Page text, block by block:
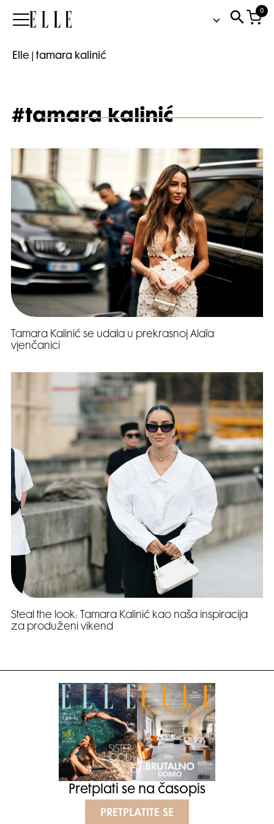
Elle
0
Elle tamara kalinić
#tamara kalinić
Tamara Kalinić se udala u prekrasnoj Alaïa
vjenčanici
Steal the look: Tamara Kalinić kao naša inspiracija
za produženi vikend
Pretplati se na časopis
PRETPLATITE SE